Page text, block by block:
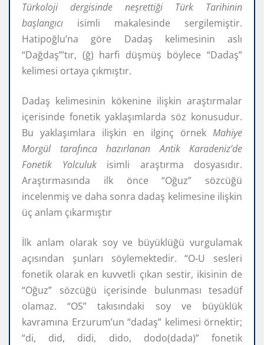
Türkoloji dergisinde neşrettiği Türk Tarihinin
başlangıcı isimli makalesinde sergilemiştir.
Hatipoğlu’na göre Dadaş kelimesinin aslı
“Dağdaş”’tır, (ğ) harfi düşmüş böylece “Dadaş”
kelimesi ortaya çıkmıştır.
Dadaş kelimesinin kökenine ilişkin araştırmalar
içerisinde fonetik yaklaşımlarda söz konusudur.
Bu yaklaşımlara ilişkin en ilginç örnek Mahiye
Morgül tarafınca hazırlanan Antik Karadeniz’de
Fonetik Yolculukisimli araştırma dosyasıdır.
Araştırmasında ilk önce “Oğuz” sözcüğü
incelenmiş ve daha sonra dadaş kelimesine ilişkin
üç anlam çıkarmıştır
İlk anlam olarak soy ve büyüklüğü vurgulamak
açısından şunları söylemektedir. “O-U sesleri
fonetik olarak en kuvvetli çıkan sestir, ikisinin de
“Oğuz” sözcüğü içerisinde bulunması tesadüf
olamaz. “OS” takısındaki soy ve büyüklük
kavramına Erzurum’un “dadaş” kelimesi örnektir;
“di, did, didi, dido, dodo(dada)” fonetik